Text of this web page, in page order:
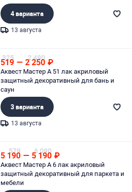
4 варианта
13 августа
325
519 — 2 490
2 250 ₽
Аквест Мастер А 51 лак акриловый
защитный декоративный для бань и
саун
3 варианта
13 августа
579
5 190 — 6 090
5 190 ₽
Аквест Мастер А 6 лак акриловый
защитный декоративный для паркета и
мебели